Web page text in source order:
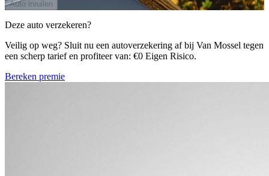
Auto inruilen
Deze auto verzekeren?
Veilig op weg? Sluit nu een autoverzekering af bij Van Mossel tegen
een scherp tarief en profiteer van: €0 Eigen Risico.
Bereken premie